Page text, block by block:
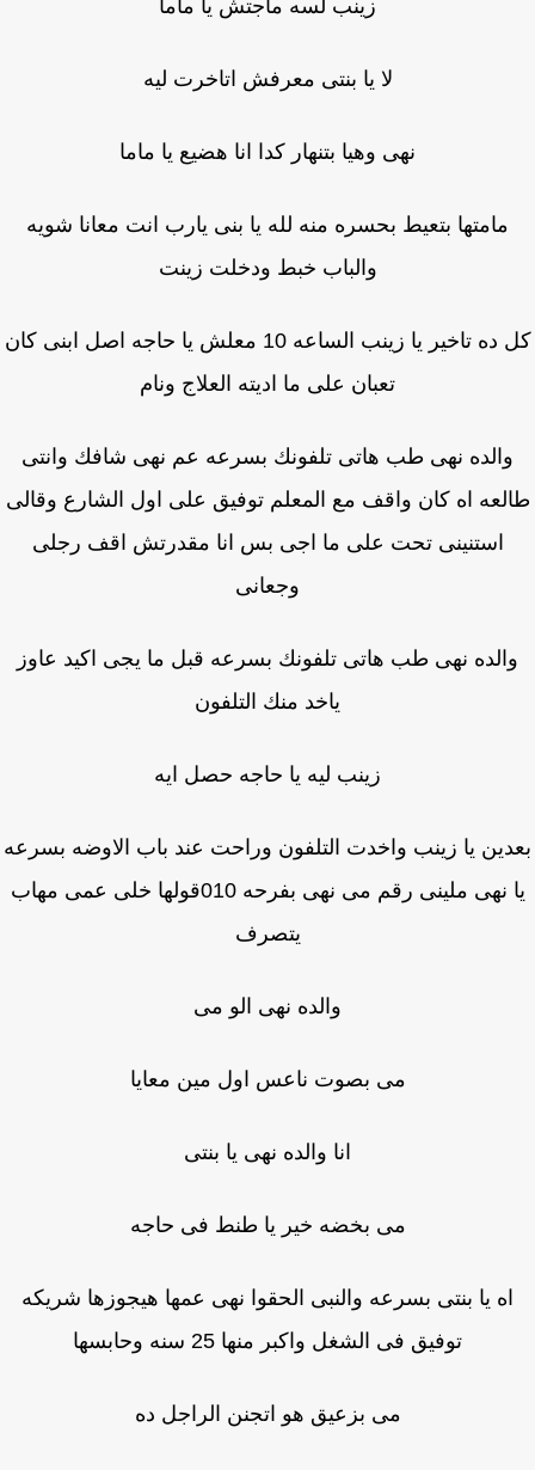
زينب لسه ماجتش يا ماما
لا يا بنتى معرفش اتاخرت ليه
نهى وهيا بتنهار كدا انا هضيع يا ماما
مامتها بتعيط بحسره منه لله يا بنى يارب انت معانا شويه
والباب خبط ودخلت زينت
كل ده تاخير يا زينب الساعه 10 معلش يا حاجه اصل ابنى كان
تعبان على ما اديته العلاج ونام
والده نهى طب هاتى تلفونك بسرعه عم نهى شافك وانتى
اه كان واقف مع المعلم توفيق على اول الشارع وقالى
استنينى تحت على ما اجى بس انا مقدرتش اقف رجلى
وجعانى
نهى طب هاتى تلفونك بسرعه قبل ما يجى اكيد عاوز
ياخد منك التلفون
زينب ليه يا حاجه حصل ايه
يا زينب واخدت التلفون وراحت عند باب الاوضه بسرعه
يا نهى ملينى رقم مى نهى بفرحه 010قولها خلى عمى مهاب
يتصرف
والده نهى الو مى
مى بصوت ناعس اول مين معايا
انا والده نهى يا بنتى
مى بخضه خير يا طنط فى حاجه
اه يا بنتى بسرعه والنبى الحقوا نهى عمها هيجوزها شريكه
توفيق فى الشغل واكبر منها 25 سنه وحابسها
مى بزعيق هو اتجنن الراجل ده